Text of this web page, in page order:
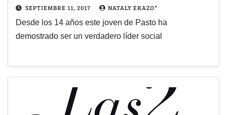
SEPTIEMBRE 11, 2017 NATALY ERAZO*
Desde los 14 años este joven de Pasto ha
demostrado ser un verdadero líder social